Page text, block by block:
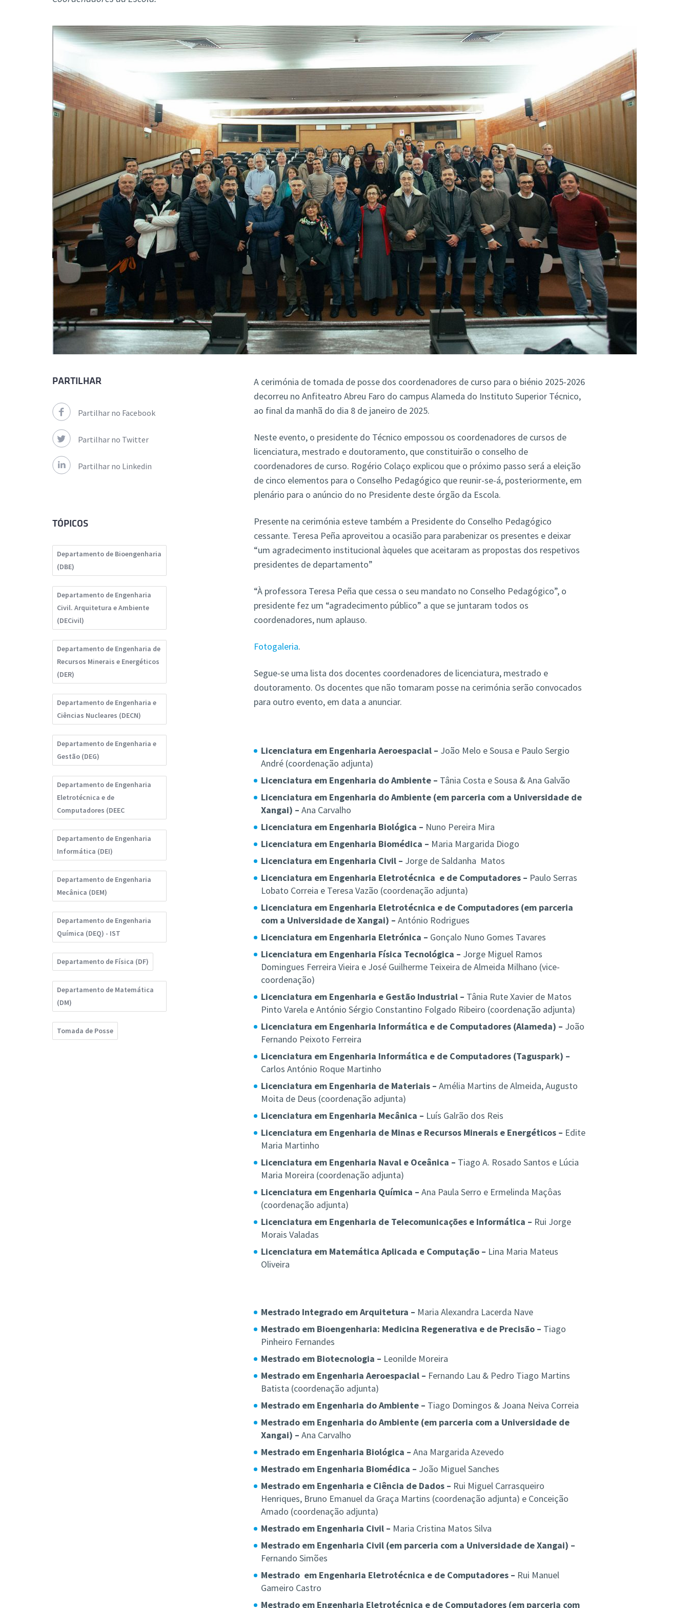
A cerimónia de tomada de posse dos coordenadores de curso para o biénio 2025-2026
decorreu no Anfiteatro Abreu Faro do campus Alameda do Instituto Superior Técnico,
ao final da manhã do dia 8 de janeiro de 2025.
Neste evento, o presidente do Técnico empossou os coordenadores de cursos de
licenciatura, mestrado e doutoramento, que constituirão o conselho de
coordenadores de curso. Rogério Colaço explicou que o próximo passo será a eleição
de cinco elementos para o Conselho Pedagógico que reunir-se-á, posteriormente, em
plenário para o anúncio do no Presidente deste órgão da Escola.
Presente na cerimónia esteve também a Presidente do Conselho Pedagógico
cessante. Teresa Peña aproveitou a ocasião para parabenizar os presentes e deixar
“um agradecimento institucional àqueles que aceitaram as propostas dos respetivos
presidentes de departamento”
“À professora Teresa Peña que cessa o seu mandato no Conselho Pedagógico”, o
presidente fez um “agradecimento público” a que se juntaram todos os
coordenadores, num aplauso.
Fotogaleria.
Segue-se uma lista dos docentes coordenadores de licenciatura, mestrado e
doutoramento. Os docentes que não tomaram posse na cerimónia serão convocados
para outro evento, em data a anunciar.
Licenciatura em Engenharia Aeroespacial – João Melo e Sousa e Paulo Sergio
André (coordenação adjunta)
Licenciatura em Engenharia do Ambiente – Tânia Costa e Sousa & Ana Galvão
Licenciatura em Engenharia do Ambiente (em parceria com a Universidade de
Xangai) – Ana Carvalho
Licenciatura em Engenharia Biológica – Nuno Pereira Mira
Licenciatura em Engenharia Biomédica – Maria Margarida Diogo
Licenciatura em Engenharia Civil – Jorge de Saldanha Matos
Licenciatura em Engenharia Eletrotécnica e de Computadores – Paulo Serras
Lobato Correia e Teresa Vazão (coordenação adjunta)
Licenciatura em Engenharia Eletrotécnica e de Computadores (em parceria
com a Universidade de Xangai) – António Rodrigues
Licenciatura em Engenharia Eletrónica – Gonçalo Nuno Gomes Tavares
Licenciatura em Engenharia Física Tecnológica – Jorge Miguel Ramos
Domingues Ferreira Vieira e José Guilherme Teixeira de Almeida Milhano (vice-
coordenação)
Licenciatura em Engenharia e Gestão Industrial – Tânia Rute Xavier de Matos
Pinto Varela e António Sérgio Constantino Folgado Ribeiro (coordenação adjunta)
Licenciatura em Engenharia Informática e de Computadores (Alameda) – João
Fernando Peixoto Ferreira
Licenciatura em Engenharia Informática e de Computadores (Taguspark) –
Carlos António Roque Martinho
Licenciatura em Engenharia de Materiais – Amélia Martins de Almeida, Augusto
Moita de Deus (coordenação adjunta)
Licenciatura em Engenharia Mecânica – Luís Galrão dos Reis
Licenciatura em Engenharia de Minas e Recursos Minerais e Energéticos – Edite
Maria Martinho
Licenciatura em Engenharia Naval e Oceânica – Tiago A. Rosado Santos e Lúcia
Maria Moreira (coordenação adjunta)
Licenciatura em Engenharia Química – Ana Paula Serro e Ermelinda Maçôas
(coordenação adjunta)
Licenciatura em Engenharia de TeIecomunicações e Informática – Rui Jorge
Morais Valadas
Licenciatura em Matemática Aplicada e Computação – Lina Maria Mateus
Oliveira
Mestrado Integrado em Arquitetura – Maria Alexandra Lacerda Nave
Mestrado em Bioengenharia: Medicina Regenerativa e de Precisão – Tiago
Pinheiro Fernandes
Mestrado em Biotecnologia – Leonilde Moreira
Mestrado em Engenharia Aeroespacial – Fernando Lau & Pedro Tiago Martins
Batista (coordenação adjunta)
Mestrado em Engenharia do Ambiente – Tiago Domingos & Joana Neiva Correia
Mestrado em Engenharia do Ambiente (em parceria com a Universidade de
Xangai) – Ana Carvalho
Mestrado em Engenharia Biológica – Ana Margarida Azevedo
Mestrado em Engenharia Biomédica – João Miguel Sanches
Mestrado em Engenharia e Ciência de Dados – Rui Miguel Carrasqueiro
Henriques, Bruno Emanuel da Graça Martins (coordenação adjunta) e Conceição
Amado (coordenação adjunta)
Mestrado em Engenharia Civil – Maria Cristina Matos Silva
Mestrado em Engenharia Civil (em parceria com a Universidade de Xangai) –
Fernando Simões
Mestrado em Engenharia Eletrotécnica e de Computadores – Rui Manuel
Gameiro Castro
Mestrado em Engenharia Eletrotécnica e de Computadores (em parceria com
PARTILHAR
Partilhar no Facebook
Partilhar no Twitter
Partilhar no Linkedin
TÓPICOS
Departamento de Bioengenharia
(DBE)
Departamento de Engenharia
Civil. Arquitetura e Ambiente
(DECivil)
Departamento de Engenharia de
Recursos Minerais e Energéticos
(DER)
Departamento de Engenharia e
Ciências Nucleares (DECN)
Departamento de Engenharia e
Gestão (DEG)
Departamento de Engenharia
Eletrotécnica e de
Computadores (DEEC
Departamento de Engenharia
Informática (DEI)
Departamento de Engenharia
Mecânica (DEM)
Departamento de Engenharia
Química (DEQ) - IST
Departamento de Física (DF)
Departamento de Matemática
(DM)
Tomada de Posse